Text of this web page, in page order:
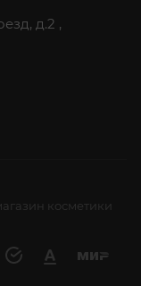
д.2 ,
косметики